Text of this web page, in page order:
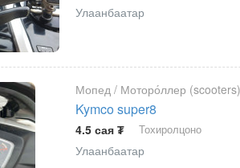
Улаанбаатар
Мопед / Моторо́ллер (scooters)
Kymco super8
4.5 сая ₮ Тохиролцоно
Улаанбаатар